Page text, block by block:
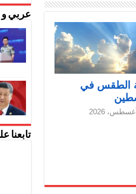
الطقس في
عربي و
تابعنا